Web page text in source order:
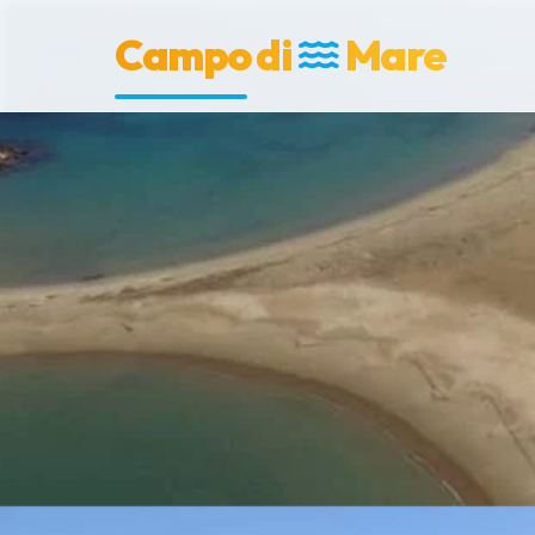
Campo di Mare